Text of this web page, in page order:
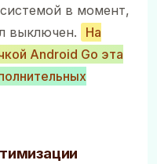
в момент,
выключен.
На
Android Go эта